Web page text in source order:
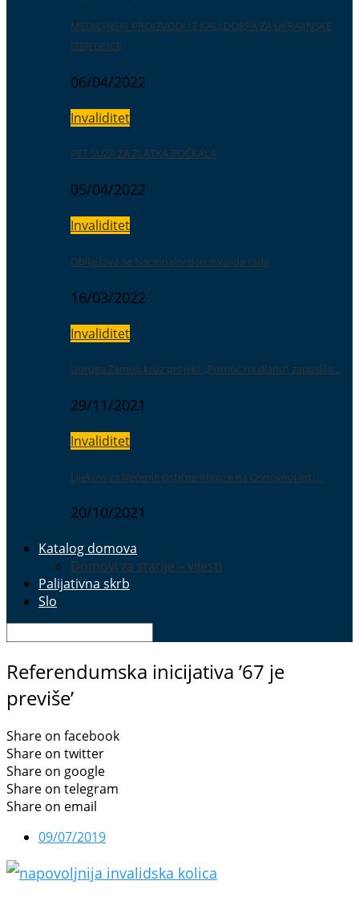
MEDICINSKI PROIZVODI IZ KALLDORFA ZA UKRAJINSKE
IZBJEGLICE
06/04/2022
Invaliditet
PET SUZA ZA ZLATKA BOČKALA
05/04/2022
Invaliditet
Obilježava se Nacionalni dan invalida rada
16/03/2022
Invaliditet
Udruga Zamisli kroz projekt „Pomoć na dlanu“ zaposlila…
29/11/2021
Invaliditet
Lijekovi za liječenje cistične fibroze na Osnovnoj listi…
20/10/2021
Katalog domova
Domovi za starije – vijesti
Palijativna skrb
Slo
Referendumska inicijativa ’67 je
previše’
Share on facebook
Share on twitter
Share on google
Share on telegram
Share on email
09/07/2019